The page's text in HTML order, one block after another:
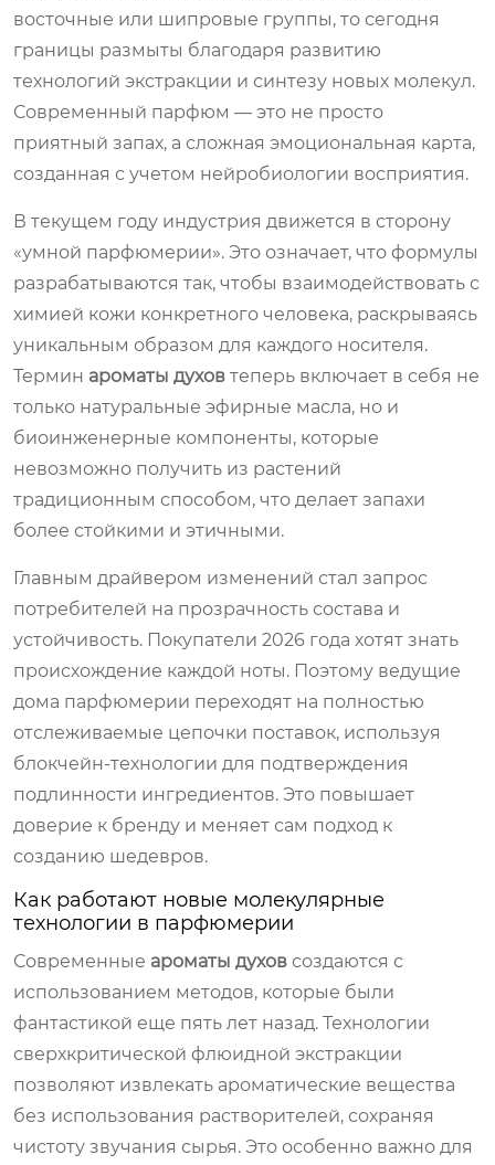
восточные или шипровые группы, то сегодня
границы размыты благодаря развитию
технологий экстракции и синтезу новых молекул.
Современный парфюм — это не просто
приятный запах, а сложная эмоциональная карта,
созданная с учетом нейробиологии восприятия.
В текущем году индустрия движется в сторону
«умной парфюмерии». Это означает, что формулы
разрабатываются так, чтобы взаимодействовать с
химией кожи конкретного человека, раскрываясь
уникальным образом для каждого носителя.
Термин ароматы духов теперь включает в себя не
только натуральные эфирные масла, но и
биоинженерные компоненты, которые
невозможно получить из растений
традиционным способом, что делает запахи
более стойкими и этичными.
Главным драйвером изменений стал запрос
потребителей на прозрачность состава и
устойчивость. Покупатели 2026 года хотят знать
происхождение каждой ноты. Поэтому ведущие
дома парфюмерии переходят на полностью
отслеживаемые цепочки поставок, используя
блокчейн-технологии для подтверждения
подлинности ингредиентов. Это повышает
доверие к бренду и меняет сам подход к
созданию шедевров.
Как работают новые молекулярные
технологии в парфюмерии
Современные ароматы духов создаются с
использованием методов, которые были
фантастикой еще пять лет назад. Технологии
сверхкритической флюидной экстракции
позволяют извлекать ароматические вещества
без использования растворителей, сохраняя
чистоту звучания сырья. Это особенно важно для